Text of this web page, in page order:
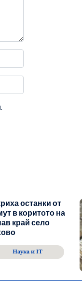
останки от
в коритото на
край село
Наука и IT